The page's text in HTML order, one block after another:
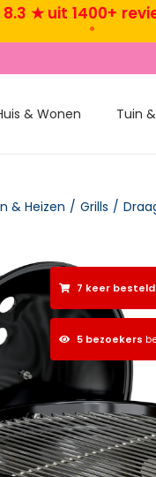
uit 1400+ reviews
& Wonen Tuin
& Heizen / Grills /
7 keer besteld
5 bezoekers